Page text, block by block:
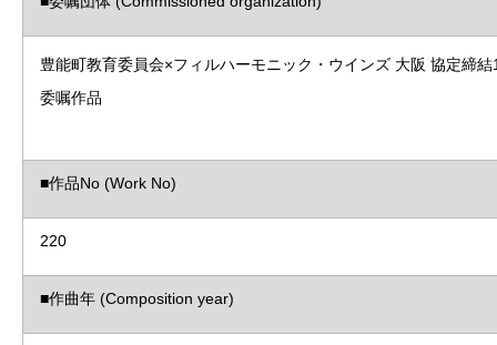
豊能町教育委員会×フィルハーモニック・ウインズ 大阪 協定締
委嘱作品
■作品No (Work No)
220
■作曲年 (Composition year)